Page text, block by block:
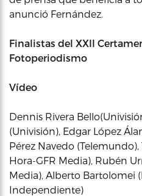
anunció Fernández.
Finalistas del XXII
Fotoperiodismo
Vídeo
Dennis Rivera
(Univisión), Edgar López
Pérez Navedo
Hora-GFR Media), Rubén
Media), Alberto Bartolomei
Independiente)